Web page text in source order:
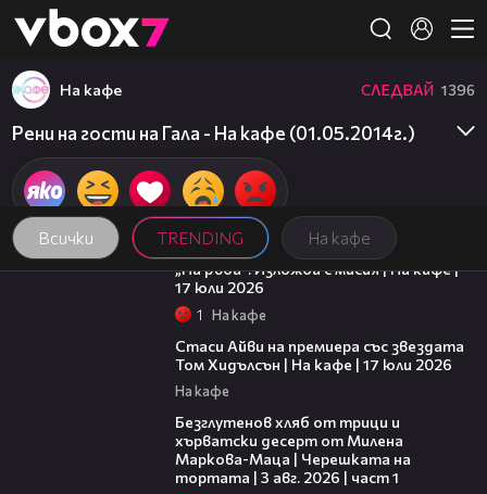
👾
Всички TRENDING На кафе
На кафе СЛЕДВАЙ 1396
Рени на гости на Гала - На кафе (01.05.2014г.)
09:09
„На ръба“: Изложба с мисия | На кафе |
17 юли 2026
1 На кафе
Стаси Айви на премиера със звездата
Том Хидълсън | На кафе | 17 юли 2026
На кафе
Безглутенов хляб от трици и
хърватски десерт от Милена
Маркова-Маца | Черешката на
тортата | 3 авг. 2026 | част 1